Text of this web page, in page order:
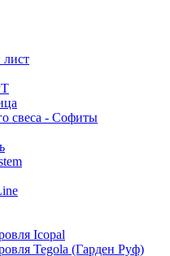
свеса - Софиты
Icopal
Tegola (Гарден Руф)